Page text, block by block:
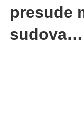
presude
sudova…